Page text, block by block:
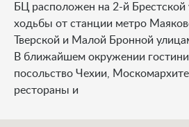
БЦ расположен на 2-й Брестской
ходьбы от станции метро
Тверской и Малой Бронной
В ближайшем окружении
посольство Чехии,
рестораны и